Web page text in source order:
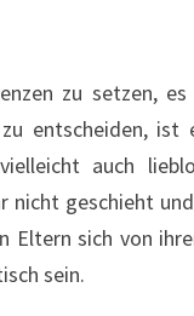
zu setzen,
entscheiden, ist
auch
nicht geschieht
Eltern sich von
sein.